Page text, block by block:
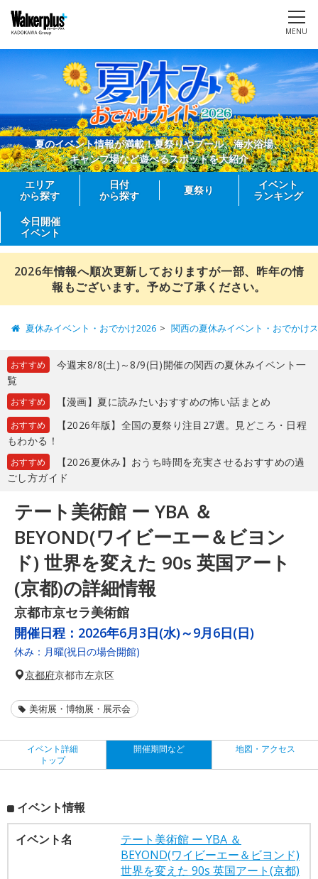
MENU
夏のイベント情報が満載！夏祭りやプール、海水浴場、
キャンプ場など遊べるスポットを大紹介
エリア
から探す
日付
から探す
夏祭り
イベント
ランキング
今日開催
イベント
2026年情報へ順次更新しておりますが一部、昨年の情
報もございます。予めご了承ください。
夏休みイベント・おでかけ2026 関西の夏休みイベント・おでかけ
おすすめ
今週末8/8(土)～8/9(日)開催の関西の夏休みイベント一
覧
おすすめ 【漫画】夏に読みたいおすすめの怖い話まとめ
おすすめ
【2026年版】全国の夏祭り注目27選。見どころ・日程
もわかる！
おすすめ
【2026夏休み】おうち時間を充実させるおすすめの過
ごし方ガイド
テート美術館 ー YBA ＆
BEYOND(ワイビーエー＆ビヨン
ド) 世界を変えた 90s 英国アート
(京都)の詳細情報
京都市京セラ美術館
開催日程： 2026年6月3日(水)～9月6日(日)
休み：月曜(祝日の場合開館)
京都府京都市左京区
美術展・博物展・展示会
イベント詳細
トップ
開催期間など 地図・アクセス
イベント情報
イベント名
テート美術館 ー YBA ＆
BEYOND(ワイビーエー＆ビヨンド)
世界を変えた 90s 英国アート(京都)